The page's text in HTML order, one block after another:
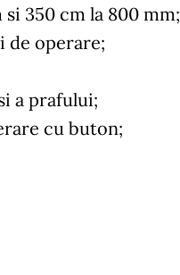
350 cm la 800 mm;
de operare;
a prafului;
cu buton;